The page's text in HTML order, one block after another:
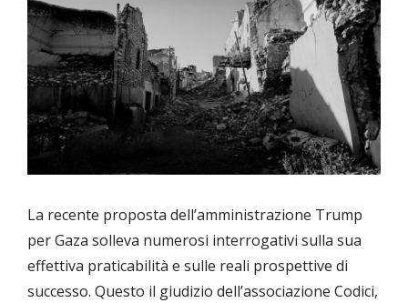
La recente proposta dell’amministrazione Trump
per Gaza solleva numerosi interrogativi sulla sua
effettiva praticabilità e sulle reali prospettive di
successo. Questo il giudizio dell’associazione Codici,